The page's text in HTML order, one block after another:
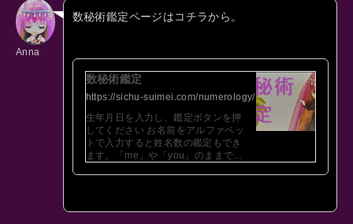
Anna
数秘術鑑定ページはコチラから。
数秘術鑑定
https://sichu-suimei.com/numerology/
生年月日を入力し、鑑定ボタンを押
してください お名前をアルファベッ
トで入力すると姓名数の鑑定もでき
ます。「me」や「you」のままでも